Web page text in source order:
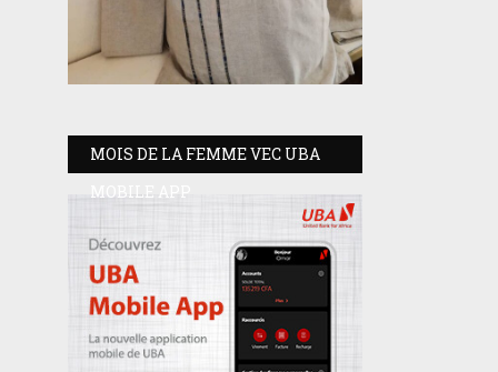
MOIS DE LA FEMME VEC UBA
MOBILE APP